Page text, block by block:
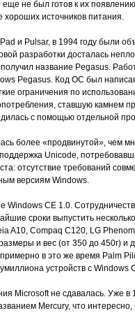
не был готов к их
хороших источников питания.
и Pulsar, в 1994 году были
разработки досталась
название Pegasus.
Pegasus. Код ОС был
ограничения по
ставшую камнем
с помощью отдельной
более «продвинутой», чем
Unicode,
отсутствие требований
версиям Windows.
Windows CE 1.0.
сроки выпустить
A10, Compaq C120, LG
и вес (от 350 до 450г) и
в это же время Palm
устройств с Windows
Microsoft не сдавалась. Уже
Mercury, что